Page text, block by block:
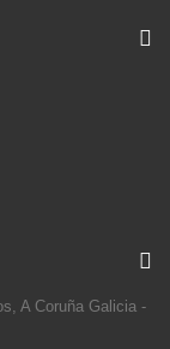
A Coruña Galicia -